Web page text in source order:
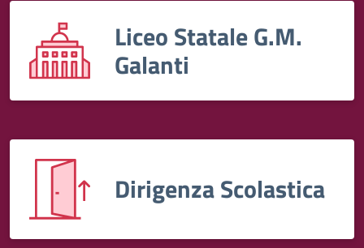
Liceo Statale G.M.
Galanti
Dirigenza Scolastica